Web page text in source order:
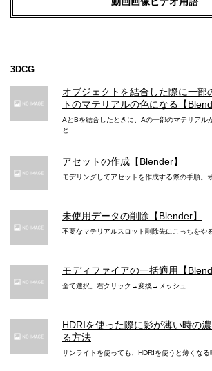
25/30/60fps
動画メインカメラ シネマティッ
浅い被写界深度でビデオ撮影（108
0p、30fps）ができるシネマティッ
動画メインカメラ ドルビービ
動画メインカメラ 手ぶれ補
ぶれ補正
映画レベルのビデオ手ぶれ補正（4
K、1080p、720p）
映画レベル
K、
動画メインカメラ ズーム
2倍の光学ズームアウト
2倍の
2倍の
3DCG
オブジェクトを結合した際に一部
トのマテリアルの色になる【
AとBを結合したときに、Aの一部のマテリアル
と...
アセットの作成【Blender】
モデリングしてアセットを作成する際の手順。
未使用データの削除【Blender】
不要なマテリアルスロット削除先にこっちをや
モディファイアの一括適用【
全て選択。右クリック→変換→メッシュ...
HDRIを使った際に影が薄い時の
る方法
サンライトを使っても、HDRIを使うと薄くなる